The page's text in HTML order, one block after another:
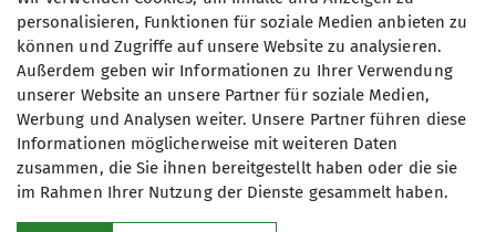
Gleitschirm Flugtechnik Training
22.05.2025
personalisieren, Funktionen für soziale Medien anbieten zu
können und Zugriffe auf unsere Website zu analysieren.
Außerdem geben wir Informationen zu Ihrer Verwendung
unserer Website an unsere Partner für soziale Medien,
Werbung und Analysen weiter. Unsere Partner führen diese
Informationen möglicherweise mit weiteren Daten
zusammen, die Sie ihnen bereitgestellt haben oder die sie
im Rahmen Ihrer Nutzung der Dienste gesammelt haben.